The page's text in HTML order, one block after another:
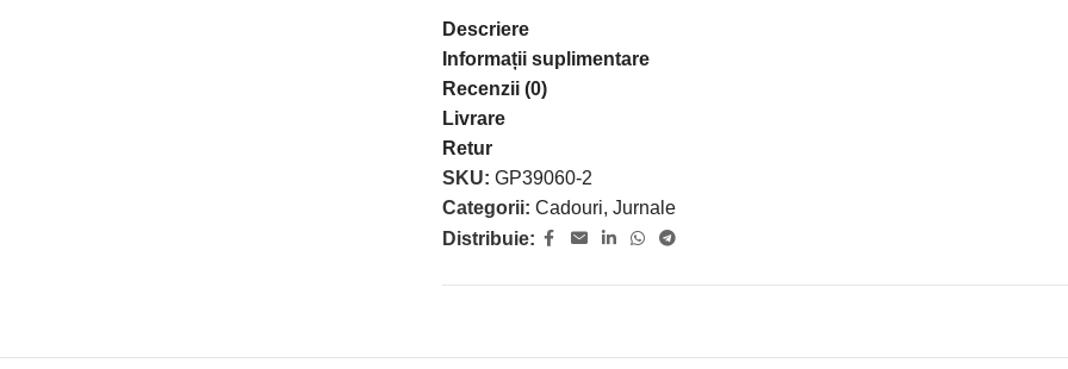
Descriere
Informații suplimentare
Recenzii (0)
Livrare
Retur
SKU: GP39060-2
Categorii: Cadouri, Jurnale
Distribuie: